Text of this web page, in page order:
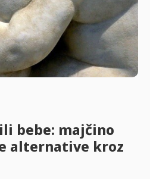
bebe: majčino
alternative kroz